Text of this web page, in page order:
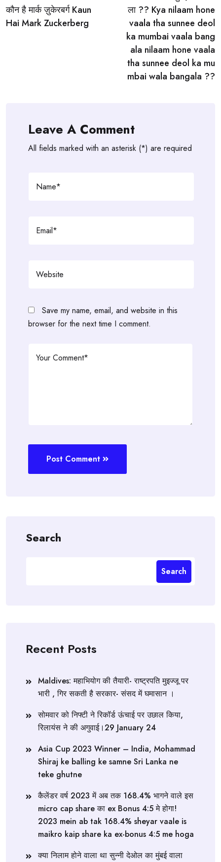
कौन है मार्क ज़ुकेरबर्ग Kaun
Hai Mark Zuckerberg
ला ?? Kya nilaam hone
vaala tha sunnee deol
ka mumbai vaala bang
ala nilaam hone vaala
tha sunnee deol ka mu
mbai wala bangala ??
Leave A Comment
All fields marked with an asterisk (*) are required
Save my name, email, and website in this
browser for the next time I comment.
Post Comment
Search
Search
Recent Posts
Maldives: महाभियोग की तैयारी- राष्ट्रपति मुइज्जू पर
भारी , गिर सकती है सरकार- संसद में घमासान ।
सोमवार को निफ्टी ने रिकॉर्ड ऊंचाई पर उछाल किया,
रिलायंस ने की अगुवाई।29 January 24
Asia Cup 2023 Winner – India, Mohammad
Shiraj ke balling ke samne Sri Lanka ne
teke ghutne
कैलेंडर वर्ष 2023 में अब तक 168.4% भागने वाले इस
micro cap share का ex Bonus 4:5 मे होगा!
2023 mein ab tak 168.4% sheyar vaale is
maikro kaip share ka ex-bonus 4:5 me hoga
क्या निलाम होने वाला था सुन्नी देओल का मुंबई वाला